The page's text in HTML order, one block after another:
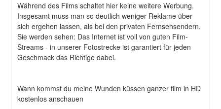
Während des Films schaltet hier keine weitere Werbung.
Insgesamt muss man so deutlich weniger Reklame über
sich ergehen lassen, als bei den privaten Fernsehsendern.
Sie werden sehen: Das Internet ist voll von guten Film-
Streams - in unserer Fotostrecke ist garantiert für jeden
Geschmack das Richtige dabei.
Wann kommst du meine Wunden küssen ganzer film in HD
kostenlos anschauen